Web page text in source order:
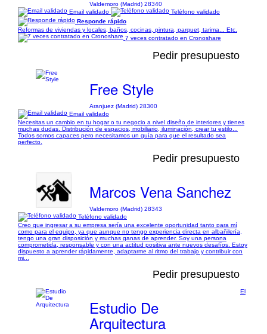
Valdemoro (Madrid) 28340
Email validado
Teléfono validado
Responde rápido
Reformas de viviendas y locales, baños, cocinas, pintura, parquet, tarima... Etc.
7 veces contratado en Cronoshare
Pedir presupuesto
Free Style
Aranjuez (Madrid) 28300
Email validado
Necesitas un cambio en tu hogar o tu negocio a nivel diseño de interiores y tienes
muchas dudas. Distribución de espacios, mobiliario, iluminación, crear tu estilo...
Todos somos capaces pero necesitamos un guía para que el resultado sea
perfecto.
Pedir presupuesto
Marcos Vena Sanchez
Valdemoro (Madrid) 28343
Teléfono validado
Creo que ingresar a su empresa sería una excelente oportunidad tanto para mí
como para el equipo, ya que aunque no tengo experiencia directa en albañilería,
tengo una gran disposición y muchas ganas de aprender. Soy una persona
comprometida, responsable y con una actitud positiva ante nuevos desafíos. Estoy
dispuesto a aprender rápidamente, adaptarme al ritmo del trabajo y contribuir con
mi...
Pedir presupuesto
Estudio De
Arquitectura
El